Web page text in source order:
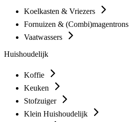
Koelkasten & Vriezers
Fornuizen & (Combi)magentrons
Vaatwassers
Huishoudelijk
Koffie
Keuken
Stofzuiger
Klein Huishoudelijk